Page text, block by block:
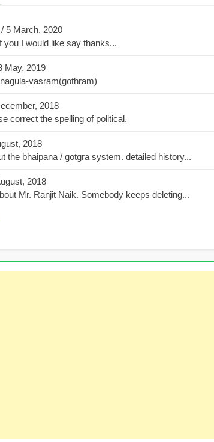
/ 5 March, 2020
you I would like say thanks...
May, 2019
vasram(gothram)
2018
correct the spelling of political.
2018
the bhaipana / gotgra system. detailed history...
2018
Mr. Ranjit Naik. Somebody keeps deleting...